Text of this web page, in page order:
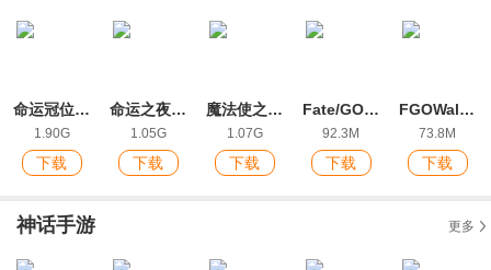
命运冠位指定官方版
1.90G
下载
命运之夜游戏手机版汉化版
1.05G
下载
魔法使之夜安卓汉化版游戏
1.07G
下载
Fate/GO台服版
92.3M
下载
FGOWaltz呆毛王解锁版
73.8M
下载
神话手游 更多